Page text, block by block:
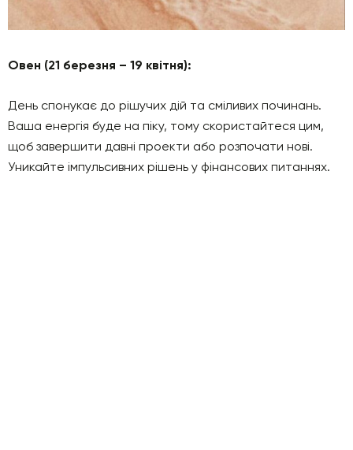
Овен (21 березня – 19 квітня):
День спонукає до рішучих дій та сміливих починань.
Ваша енергія буде на піку, тому скористайтеся цим,
щоб завершити давні проекти або розпочати нові.
Уникайте імпульсивних рішень у фінансових питаннях.